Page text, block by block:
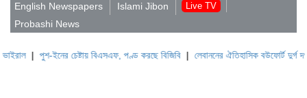
English Newspapers
Islami Jibon Live TV
Probashi News
পুশ-ইনের চেষ্টায় বিএসএফ, পণ্ড করছে বিজিবি|লেবাননের ঐতিহাসিক বউফোর্ট দুর্গ দখল করল